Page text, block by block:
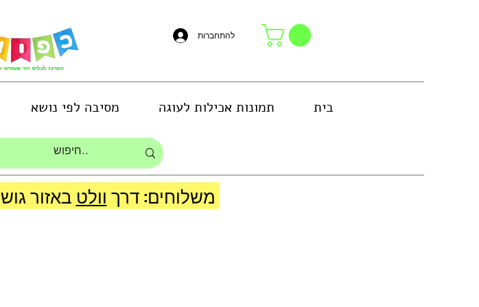
להתחברות
בית תמונות אכילות לעוגה מסיבה לפי נושא
משלוחים: דרך וולט